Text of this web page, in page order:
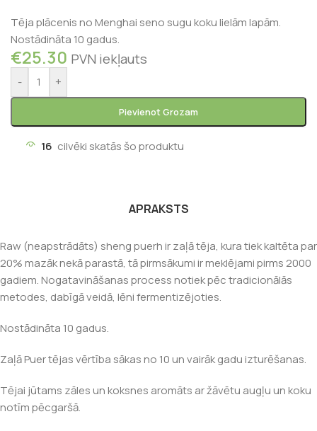
Tēja plācenis no Menghai seno sugu koku lielām lapām.
Nostādināta 10 gadus.
€25.30 PVN iekļauts
- +
Pievienot Grozam
16 cilvēki skatās šo produktu
APRAKSTS
Raw (neapstrādāts) sheng puerh ir zaļā tēja, kura tiek kaltēta par
20% mazāk nekā parastā, tā pirmsākumi ir meklējami pirms 2000
gadiem. Nogatavināšanas process notiek pēc tradicionālās
metodes, dabīgā veidā, lēni fermentizējoties.
Nostādināta 10 gadus.
Zaļā Puer tējas vērtība sākas no 10 un vairāk gadu izturēšanas.
Tējai jūtams zāles un koksnes aromāts ar žāvētu augļu un koku
notīm pēcgaršā.